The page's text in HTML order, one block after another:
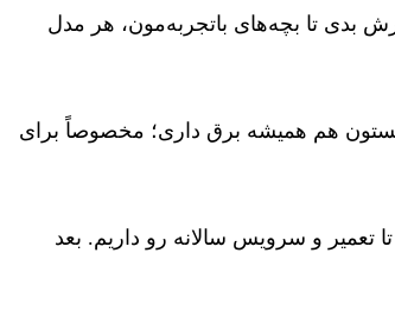
بدی تا بچه‌های باتجربه‌مون، هر مدل
هم همیشه برق داری؛ مخصوصاً برای
تعمیر و سرویس سالانه رو داریم. بعد